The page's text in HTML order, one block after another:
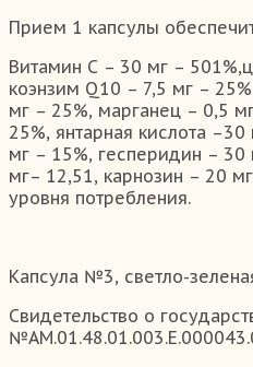
Прием 1 капсулы
Витамин С – 30 мг –
коэнзим Q10 – 7,5 мг –
мг – 25%, марганец – 0,5
25%, янтарная кислота
мг – 15%, гесперидин –
мг– 12,51, карнозин – 20
уровня потребления.
Капсула №3, светло-
Свидетельство о